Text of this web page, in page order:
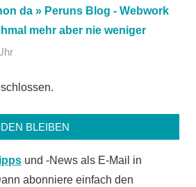
da » Peruns Blog - Webwork
mehr aber nie weniger
BLEIBEN
und -News als E-Mail in
abonniere einfach den